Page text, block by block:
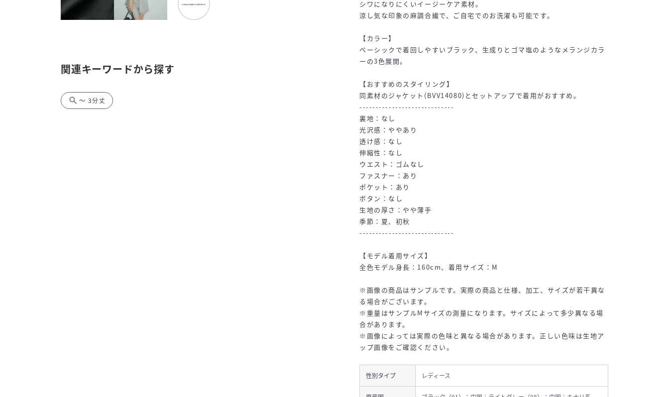
関連キーワードから探す
search ～ 3分丈
シワになりにくいイージーケア素材。
涼し気な印象の麻調合繊で、ご自宅でのお洗濯も可能です。
【カラー】
ベーシックで着回しやすいブラック、生成りとゴマ塩のようなメランジカラ
ーの3色展開。
【おすすめのスタイリング】
同素材のジャケット(BVV14080)とセットアップで着用がおすすめ。
-----------------------------
裏地：なし
光沢感：ややあり
透け感：なし
伸縮性：なし
ウエスト：ゴムなし
ファスナー：あり
ポケット：あり
ボタン：なし
生地の厚さ：やや薄手
季節：夏、初秋
-----------------------------
【モデル着用サイズ】
全色モデル身長：160cm、着用サイズ：M
※画像の商品はサンプルです。実際の商品と仕様、加工、サイズが若干異な
る場合がございます。
※重量はサンプルMサイズの測量になります。サイズによって多少異なる場
合があります。
※画像によっては実際の色味と異なる場合があります。正しい色味は生地ア
ップ画像をご確認ください。
性別タイプ レディース